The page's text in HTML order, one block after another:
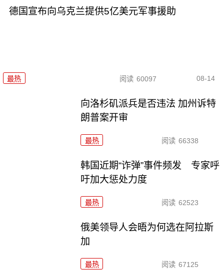
德国宣布向乌克兰提供5亿美元军事援助
最热 阅读 60097 08-14
向洛杉矶派兵是否违法 加州诉特
朗普案开审
最热 阅读 66338
韩国近期“诈弹”事件频发 专家呼
吁加大惩处力度
最热 阅读 62523
俄美领导人会晤为何选在阿拉斯
加
最热 阅读 67125